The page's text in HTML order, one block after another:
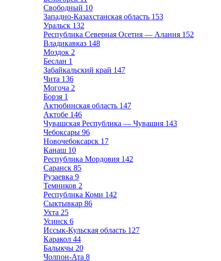
Свободный 10
Западно-Казахстанская область 153
Уральск 132
Республика Северная Осетия — Алания 152
Владикавказ 148
Моздок 2
Беслан 1
Забайкальский край 147
Чита 136
Могоча 2
Борзя 1
Актюбинская область 147
Актобе 146
Чувашская Республика — Чувашия 143
Чебоксары 96
Новочебоксарск 17
Канаш 10
Республика Мордовия 142
Саранск 85
Рузаевка 9
Темников 2
Республика Коми 142
Сыктывкар 86
Ухта 25
Усинск 6
Иссык-Кульская область 127
Каракол 44
Балыкчы 20
Чолпон-Ата 8